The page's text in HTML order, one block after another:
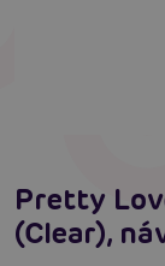
Pretty
(Clear),